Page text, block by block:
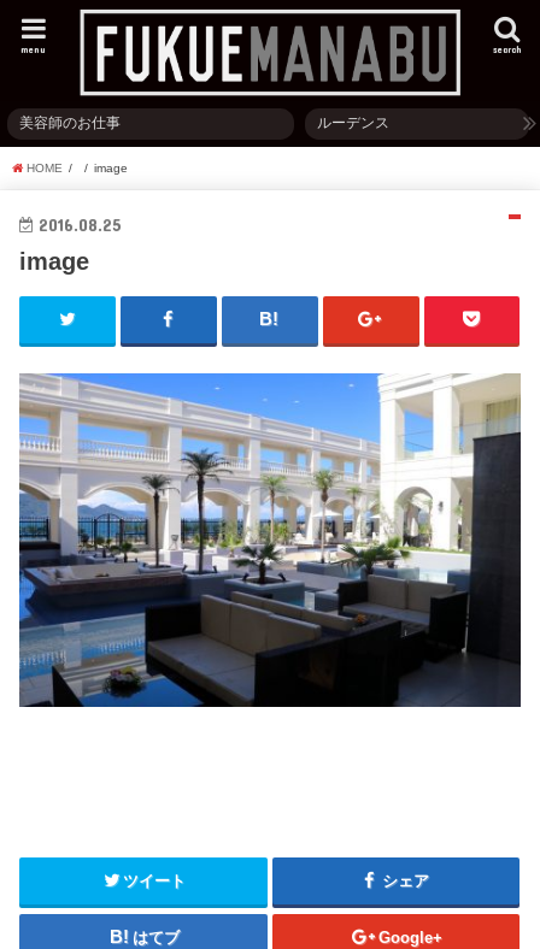
search
menu
美容師のお仕事 ルーデンス
HOME image
2016.08.25
image
ツイート シェア
はてブ Google+